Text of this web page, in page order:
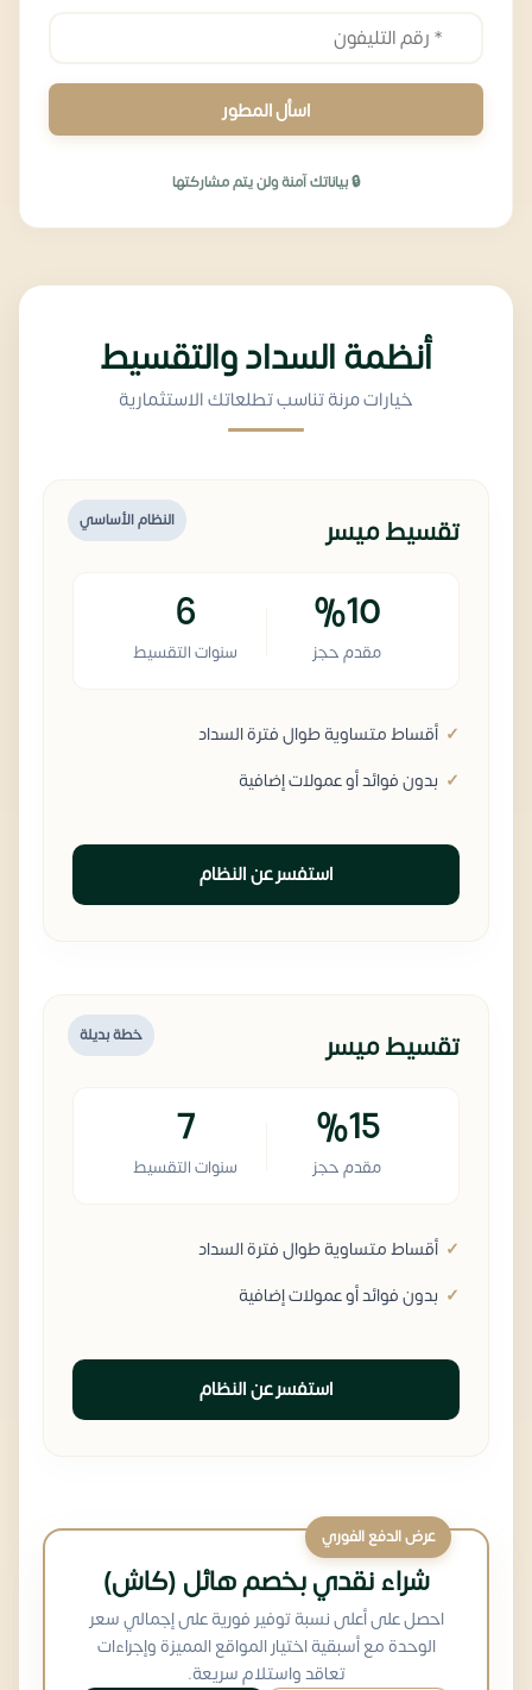
اسأل المطور
🔒 بياناتك آمنة ولن يتم مشاركتها
أنظمة السداد والتقسيط
خيارات مرنة تناسب تطلعاتك الاستثمارية
النظام الأساسي تقسيط ميسر
%10
مقدم حجز
6
سنوات التقسيط
أقساط متساوية طوال فترة السداد
بدون فوائد أو عمولات إضافية
استفسر عن النظام
خطة بديلة تقسيط ميسر
%15
مقدم حجز
7
سنوات التقسيط
أقساط متساوية طوال فترة السداد
بدون فوائد أو عمولات إضافية
استفسر عن النظام
عرض الدفع الفوري
شراء نقدي بخصم هائل (كاش)
احصل على أعلى نسبة توفير فورية على إجمالي سعر
الوحدة مع أسبقية اختيار المواقع المميزة وإجراءات
تعاقد واستلام سريعة.